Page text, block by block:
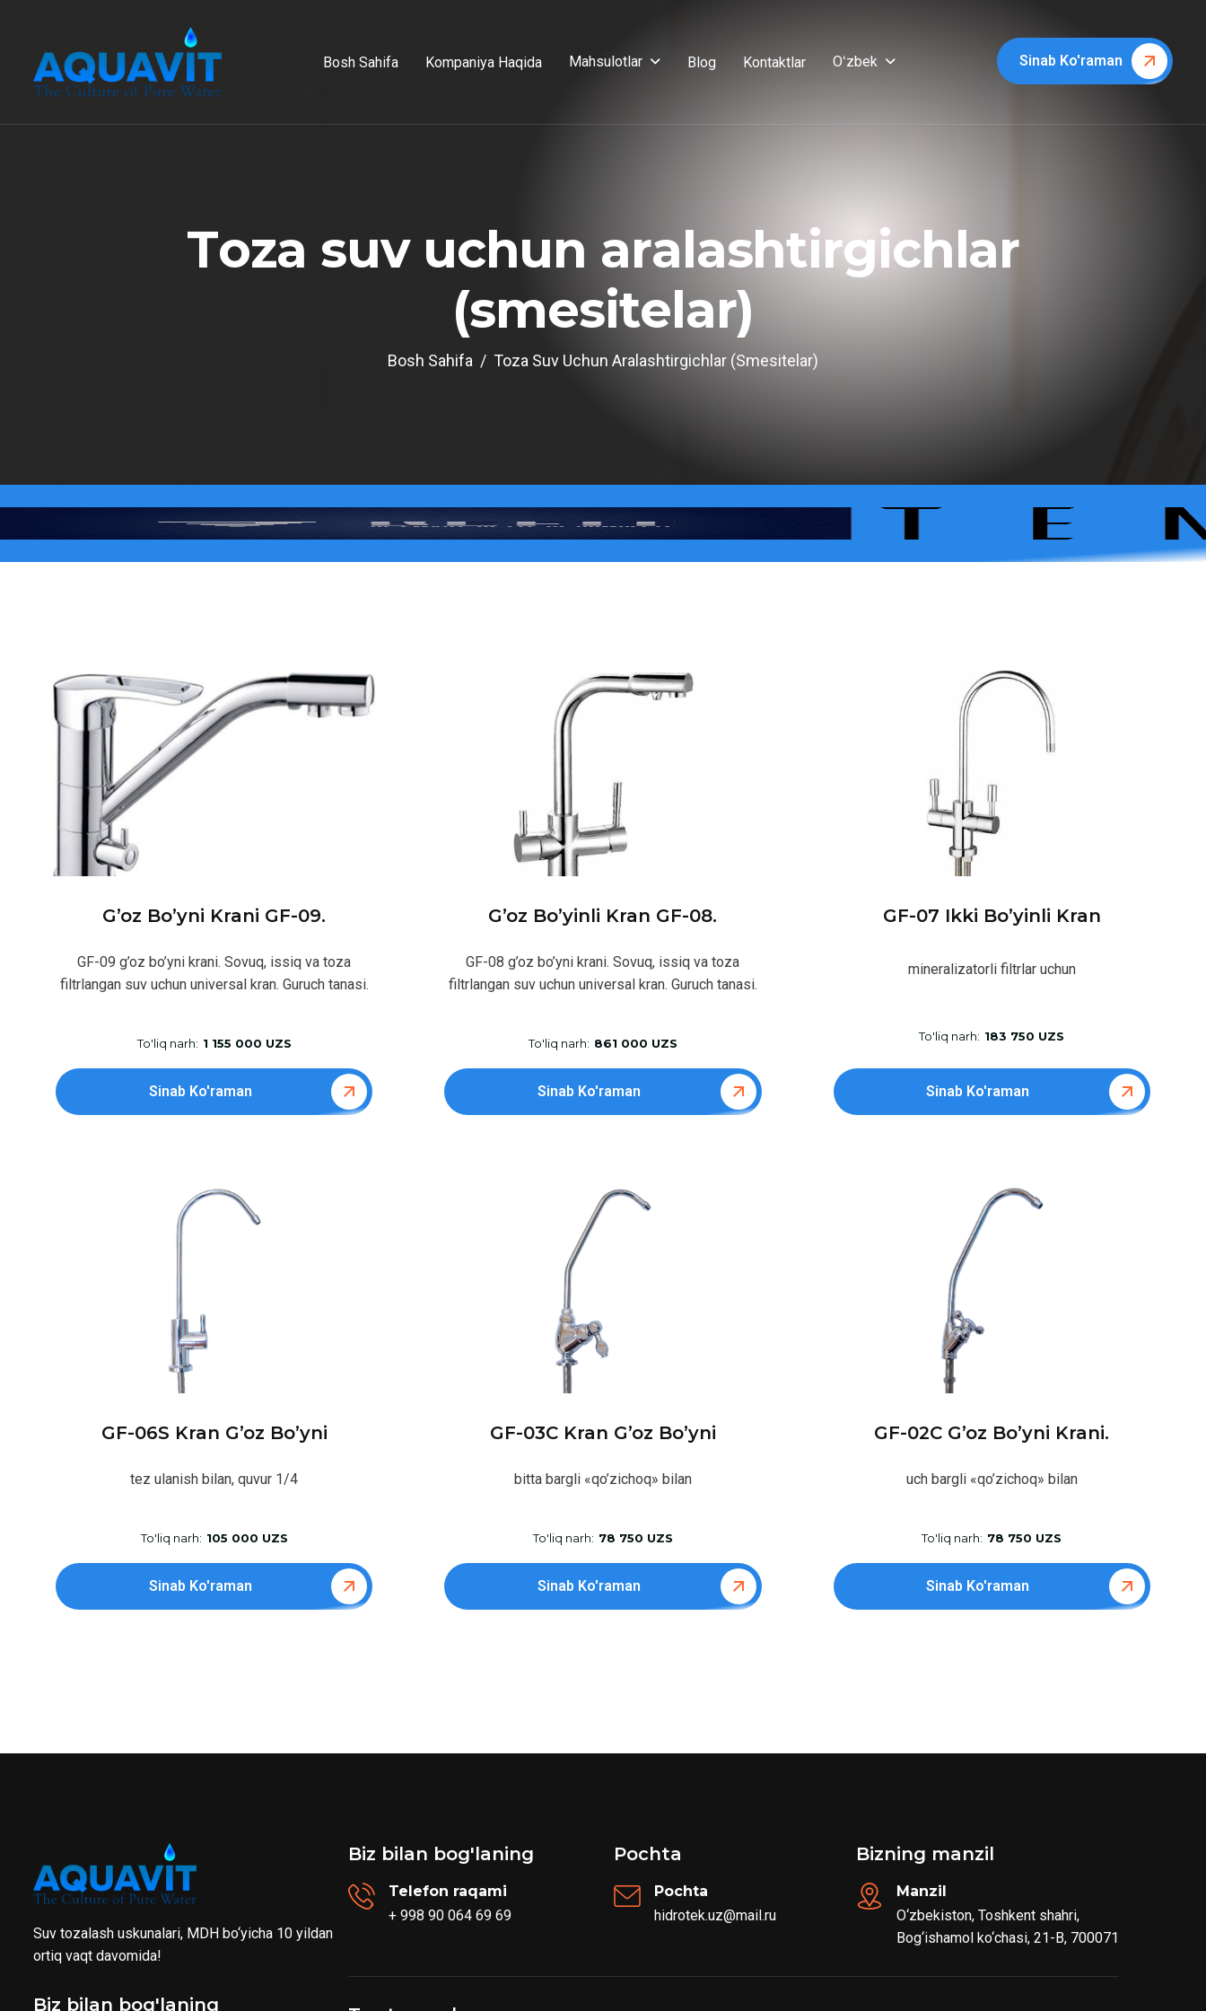
Bosh Sahifa Kompaniya Haqida Mahsulotlar Blog Kontaktlar Oʻzbek Sinab Ko'raman
Toza suv uchun aralashtirgichlar
(smesitelar)
Bosh Sahifa Toza Suv Uchun Aralashtirgichlar (smesitelar)
G’oz Bo’yni Krani GF-09.
GF-09 g’oz bo’yni krani. Sovuq, issiq va toza
filtrlangan suv uchun universal kran. Guruch tanasi.
To'liq narh: 1 155 000 UZS
Sinab Ko'raman
G’oz Bo’yinli Kran GF-08.
GF-08 g’oz bo’yni krani. Sovuq, issiq va toza
filtrlangan suv uchun universal kran. Guruch tanasi.
To'liq narh: 861 000 UZS
Sinab Ko'raman
GF-07 Ikki Bo’yinli Kran
mineralizatorli filtrlar uchun
To'liq narh: 183 750 UZS
Sinab Ko'raman
GF-06S Kran G’oz Bo’yni
tez ulanish bilan, quvur 1/4
To'liq narh: 105 000 UZS
Sinab Ko'raman
GF-03C Kran G’oz Bo’yni
bitta bargli «qo’zichoq» bilan
To'liq narh: 78 750 UZS
Sinab Ko'raman
GF-02C G’oz Bo’yni Krani.
uch bargli «qo’zichoq» bilan
To'liq narh: 78 750 UZS
Sinab Ko'raman
Suv tozalash uskunalari, MDH bo‘yicha 10 yildan
ortiq vaqt davomida!
Biz bilan bog'laning
Biz bilan bog'laning
Telefon raqami
+ 998 90 064 69 69
Pochta
Pochta
hidrotek.uz@mail.ru
Bizning manzil
Manzil
O‘zbekiston, Toshkent shahri,
Bog‘ishamol ko‘chasi, 21-B, 700071